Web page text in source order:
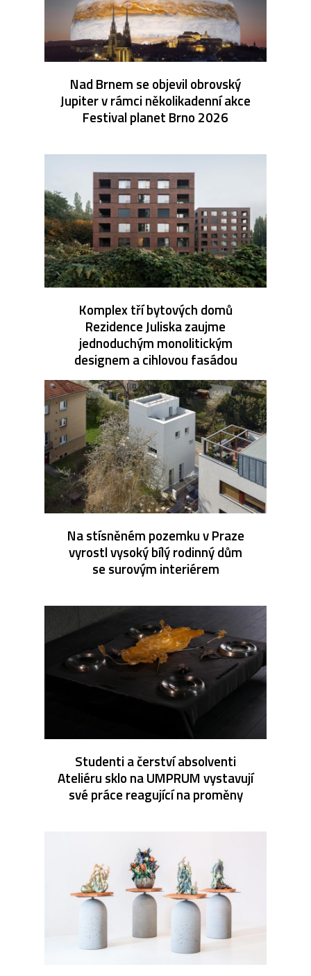
Nad Brnem se objevil obrovský
Jupiter v rámci několikadenní akce
Festival planet Brno 2026
Komplex tří bytových domů
Rezidence Juliska zaujme
jednoduchým monolitickým
designem a cihlovou fasádou
Na stísněném pozemku v Praze
vyrostl vysoký bílý rodinný dům
se surovým interiérem
Studenti a čerství absolventi
Ateliéru sklo na UMPRUM vystavují
své práce reagující na proměny